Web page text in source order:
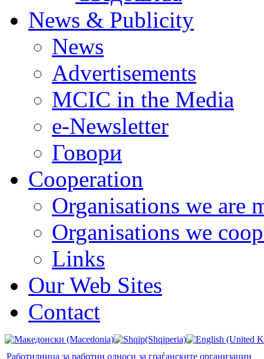
News & Publicity
News
Advertisements
MCIC in the Media
e-Newsletter
Говори
Cooperation
Organisations we are
Organisations we
Links
Our Web Sites
Contact
Работилница за работни односи за граѓанските организации